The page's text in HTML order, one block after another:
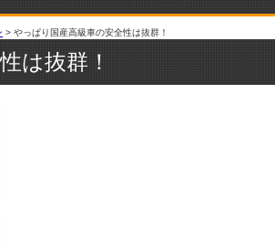
> やっぱり国産高級車の安全性は抜群！
は抜群！